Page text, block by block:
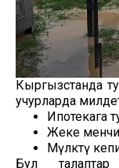
Кыргызстанда
учурларда
Ипотекага
Жеке
Мүлктү
Бул